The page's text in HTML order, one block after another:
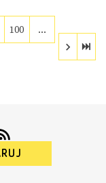
100 …